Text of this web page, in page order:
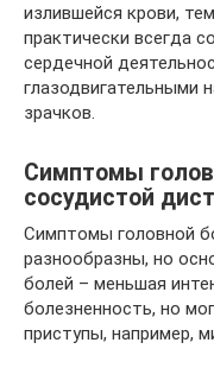
излившейся крови,
практически всегда
сердечной
глазодвигательными
зрачков.
Симптомы
сосудистой
Симптомы головной
разнообразны, но
болей – меньшая
болезненность, но
приступы, например,